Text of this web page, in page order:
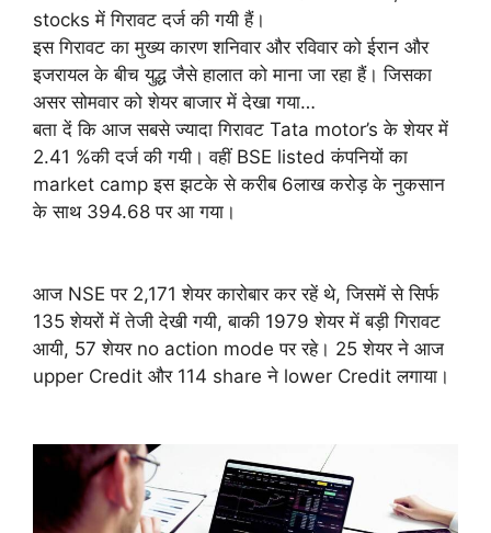
stocks में गिरावट दर्ज की गयी हैं।
इस गिरावट का मुख्य कारण शनिवार और रविवार को ईरान और
इजरायल के बीच युद्ध जैसे हालात को माना जा रहा हैं। जिसका
असर सोमवार को शेयर बाजार में देखा गया…
बता दें कि आज सबसे ज्यादा गिरावट Tata motor’s के शेयर में
2.41 %की दर्ज की गयी। वहीं BSE listed कंपनियों का
market camp इस झटके से करीब 6लाख करोड़ के नुकसान
के साथ 394.68 पर आ गया।
आज NSE पर 2,171 शेयर कारोबार कर रहें थे, जिसमें से सिर्फ
135 शेयरों में तेजी देखी गयी, बाकी 1979 शेयर में बड़ी गिरावट
आयी, 57 शेयर no action mode पर रहे। 25 शेयर ने आज
upper Credit और 114 share ने lower Credit लगाया।